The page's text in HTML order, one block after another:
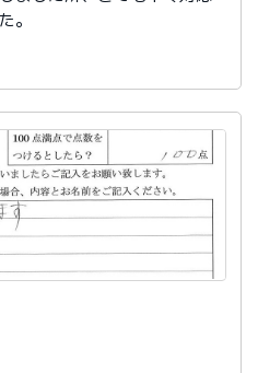
もご自愛くださいますよう
。